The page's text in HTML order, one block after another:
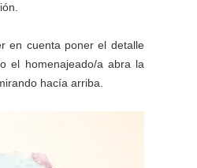
en cuenta poner el detalle
el homenajeado/a abra la
hacía arriba.